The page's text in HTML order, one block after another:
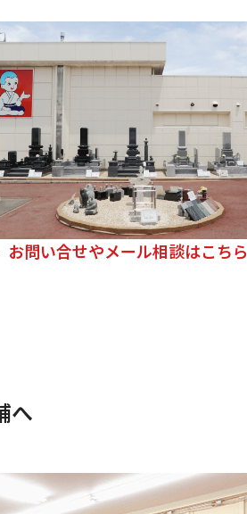
お問い合せやメール相談はこちら
へ